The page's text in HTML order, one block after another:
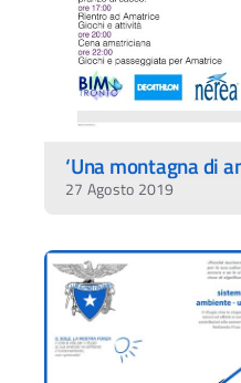
‘Una montagna di
27 Agosto 2019